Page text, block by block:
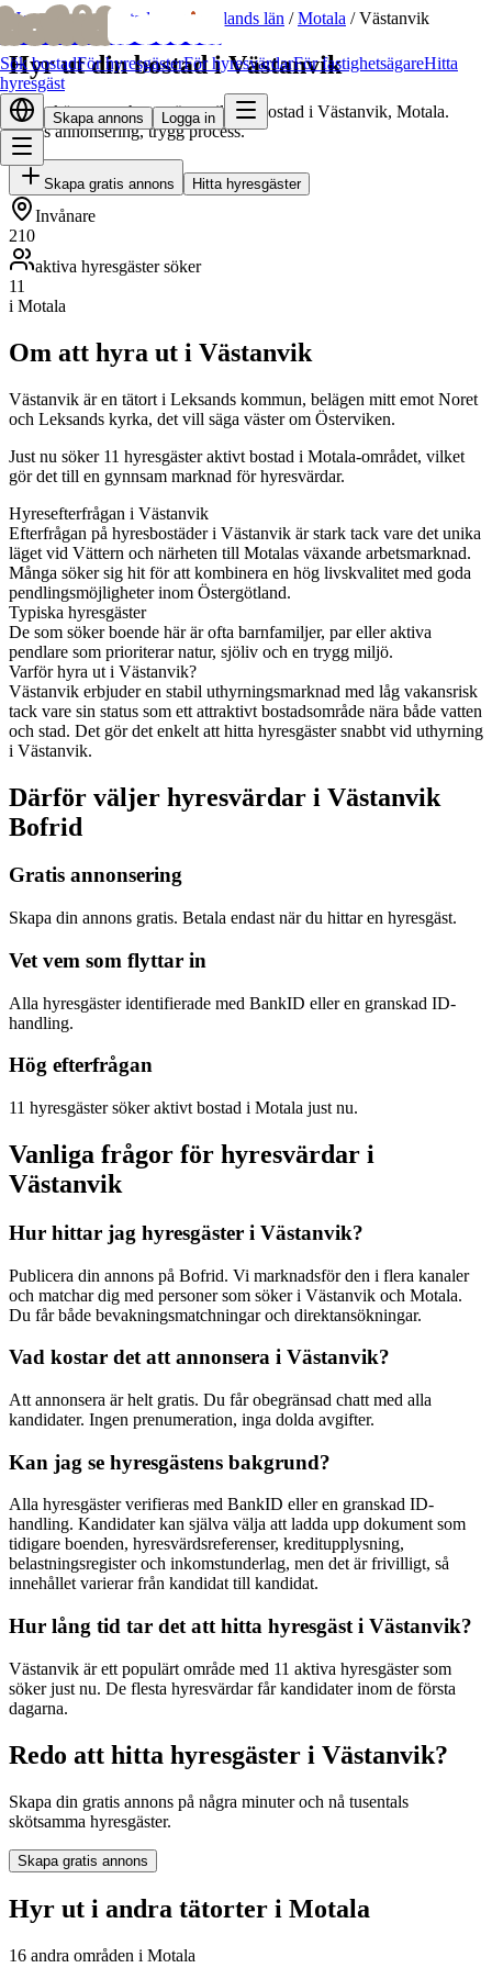
bofridbofrid
Sök bostadFör hyresgästerFör hyresvärdarFör fastighetsägareHitta
hyresgäst
Skapa annons Logga in
Hem/ Hyr ut bostad Östergötlands län /Motala /Västanvik
Hyr ut din bostad i Västanvik
Hitta skötsamma hyresgäster till din bostad i Västanvik, Motala.
Gratis annonsering, trygg process.
Skapa gratis annons Hitta hyresgäster
Invånare
210
aktiva hyresgäster söker
11
i Motala
Om att hyra ut i Västanvik
Västanvik är en tätort i Leksands kommun, belägen mitt emot Noret
och Leksands kyrka, det vill säga väster om Österviken.
Just nu söker 11 hyresgäster aktivt bostad i Motala-området, vilket
gör det till en gynnsam marknad för hyresvärdar.
Hyresefterfrågan i Västanvik
Efterfrågan på hyresbostäder i Västanvik är stark tack vare det unika
läget vid Vättern och närheten till Motalas växande arbetsmarknad.
Många söker sig hit för att kombinera en hög livskvalitet med goda
pendlingsmöjligheter inom Östergötland.
Typiska hyresgäster
De som söker boende här är ofta barnfamiljer, par eller aktiva
pendlare som prioriterar natur, sjöliv och en trygg miljö.
Varför hyra ut i Västanvik?
Västanvik erbjuder en stabil uthyrningsmarknad med låg vakansrisk
tack vare sin status som ett attraktivt bostadsområde nära både vatten
och stad. Det gör det enkelt att hitta hyresgäster snabbt vid uthyrning
i Västanvik.
Därför väljer hyresvärdar i Västanvik
Bofrid
Gratis annonsering
Skapa din annons gratis. Betala endast när du hittar en hyresgäst.
Vet vem som flyttar in
Alla hyresgäster identifierade med BankID eller en granskad ID-
handling.
Hög efterfrågan
11 hyresgäster söker aktivt bostad i Motala just nu.
Vanliga frågor för hyresvärdar i
Västanvik
Hur hittar jag hyresgäster i Västanvik?
Publicera din annons på Bofrid. Vi marknadsför den i flera kanaler
och matchar dig med personer som söker i Västanvik och Motala.
Du får både bevakningsmatchningar och direktansökningar.
Vad kostar det att annonsera i Västanvik?
Att annonsera är helt gratis. Du får obegränsad chatt med alla
kandidater. Ingen prenumeration, inga dolda avgifter.
Kan jag se hyresgästens bakgrund?
Alla hyresgäster verifieras med BankID eller en granskad ID-
handling. Kandidater kan själva välja att ladda upp dokument som
tidigare boenden, hyresvärdsreferenser, kreditupplysning,
belastningsregister och inkomstunderlag, men det är frivilligt, så
innehållet varierar från kandidat till kandidat.
Hur lång tid tar det att hitta hyresgäst i Västanvik?
Västanvik är ett populärt område med 11 aktiva hyresgäster som
söker just nu. De flesta hyresvärdar får kandidater inom de första
dagarna.
Redo att hitta hyresgäster i Västanvik?
Skapa din gratis annons på några minuter och nå tusentals
skötsamma hyresgäster.
Skapa gratis annons
Hyr ut i andra tätorter i Motala
16 andra områden i Motala